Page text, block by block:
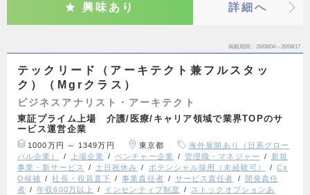
興味あり 詳細へ
掲載期間 26/08/04～26/08/17
テックリード（アーキテクト兼フルスタッ
ク）（Mgrクラス）
ビジネスアナリスト・アーキテクト
東証プライム上場 介護/医療/キャリア領域で業界TOPのサ
ービス運営企業
1000万円 ～ 1349万円 東京都
海外展開あり（日系グロー
バル企業）
上場企業 ベンチャー企業 管理職・マネジャー
新規
事業・新サービス
土日祝休み ポテンシャル採用（未経験可）
Cx
O候補
社長・役員直下 事業責任者 サービス責任者
開発責任
者
年収600万以上 インセンティブ制度
ストックオプションあ